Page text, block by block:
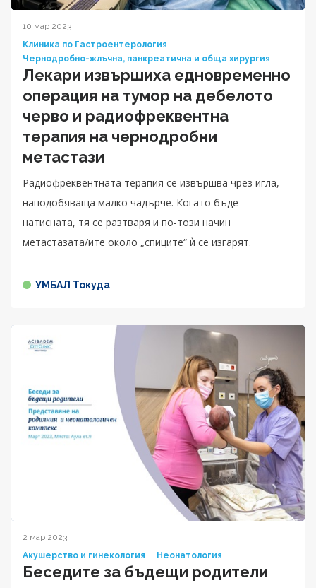
10 мар 2023
Клиника по Гастроентерология
Чернодробно-жлъчна, панкреатична и обща хирургия
Лекари извършиха едновременно
операция на тумор на дебелото
черво и радиофреквентна
терапия на чернодробни
метастази
Радиофреквентната терапия се извършва чрез игла,
наподобяваща малко чадърче. Когато бъде
натисната, тя се разтваря и по-този начин
метастазата/ите около „спиците“ ѝ се изгарят.
УМБАЛ Токуда
2 мар 2023
Акушерство и гинекология
Неонатология
Беседите за бъдещи родители